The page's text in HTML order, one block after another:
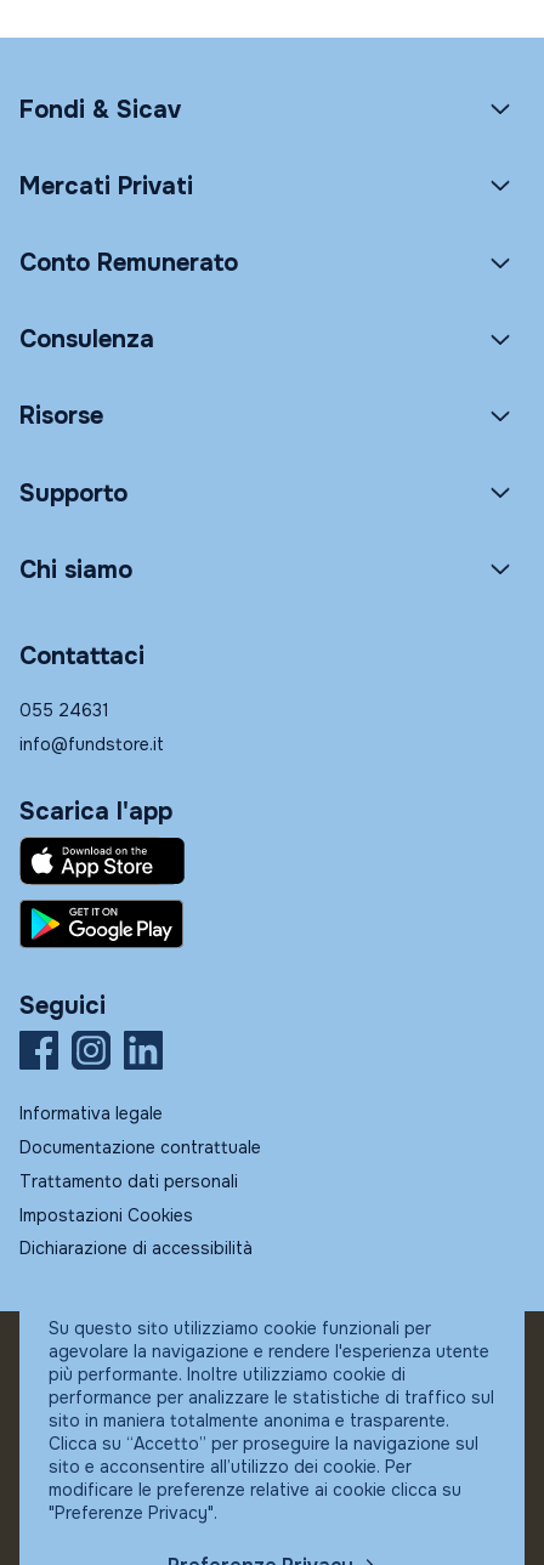
Fondi & Sicav
Mercati Privati
Conto Remunerato
Consulenza
Risorse
Supporto
Chi siamo
Contattaci
055 24631
info@fundstore.it
Scarica l'app
Seguici
Informativa legale
Documentazione contrattuale
Trattamento dati personali
Impostazioni Cookies
Dichiarazione di accessibilità
© Fundstore
Collocatore autorizzato:
Banca Ifigest SpA
P.Iva: 04337180485
Su questo sito utilizziamo cookie funzionali per
agevolare la navigazione e rendere l'esperienza utente
più performante. Inoltre utilizziamo cookie di
performance per analizzare le statistiche di traffico sul
sito in maniera totalmente anonima e trasparente.
Clicca su “Accetto” per proseguire la navigazione sul
sito e acconsentire all’utilizzo dei cookie. Per
modificare le preferenze relative ai cookie clicca su
"Preferenze Privacy".